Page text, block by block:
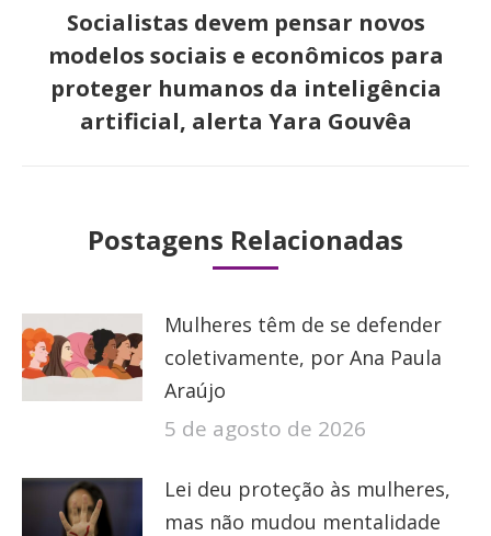
Próximo
post:
Socialistas devem pensar novos
modelos sociais e econômicos para
proteger humanos da inteligência
artificial, alerta Yara Gouvêa
Postagens Relacionadas
Mulheres têm de se defender
coletivamente, por Ana Paula
Araújo
5 de agosto de 2026
Lei deu proteção às mulheres,
mas não mudou mentalidade